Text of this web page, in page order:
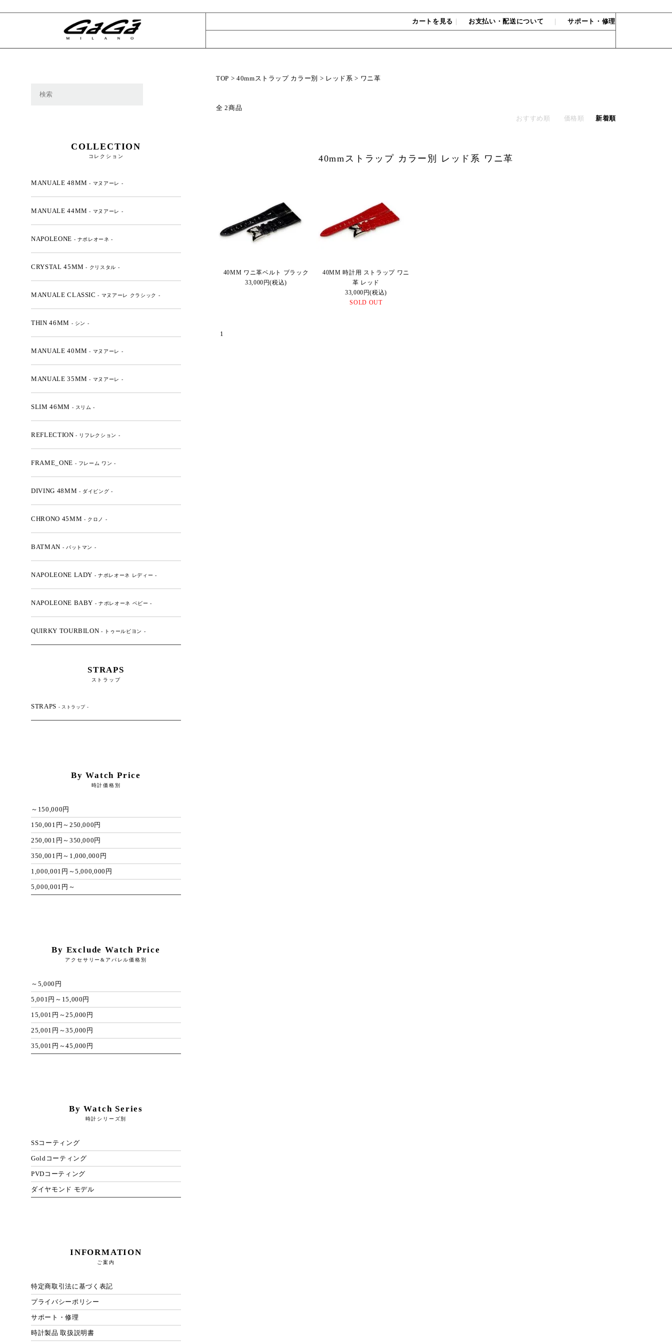
カートを見る お支払い・配送について ｜サポート・修理
TOP > 40mmストラップ カラー別 > レッド系 > ワニ革
全 2商品
おすすめ順
価格順 新着順
40mmストラップ カラー別 レッド系 ワニ革
40MM ワニ革ベルト ブラック
33,000円(税込)
40MM 時計用 ストラップ ワニ
革 レッド
33,000円(税込)
SOLD OUT
1
COLLECTION
コレクション
MANUALE 48MM- マヌアーレ -
MANUALE 44MM- マヌアーレ -
NAPOLEONE - ナポレオーネ -
CRYSTAL 45MM- クリスタル -
MANUALE CLASSIC- マヌアーレ クラシック -
THIN 46MM - シン -
MANUALE 40MM- マヌアーレ -
MANUALE 35MM- マヌアーレ -
SLIM 46MM - スリム -
REFLECTION- リフレクション -
FRAME_ONE - フレーム ワン -
DIVING 48MM - ダイビング -
CHRONO 45MM - クロノ -
BATMAN - バットマン -
NAPOLEONE LADY - ナポレオーネ レディー -
NAPOLEONE BABY - ナポレオーネ ベビー -
QUIRKY TOURBILON- トゥールビヨン -
STRAPS
ストラップ
STRAPS - ストラップ -
By Watch Price
時計価格別
～150,000円
150,001円～250,000円
250,001円～350,000円
350,001円～1,000,000円
1,000,001円～5,000,000円
5,000,001円～
By Exclude Watch Price
アクセサリー&アパレル価格別
～5,000円
5,001円～15,000円
15,001円～25,000円
25,001円～35,000円
35,001円～45,000円
By Watch Series
時計シリーズ別
SSコーティング
Goldコーティング
PVDコーティング
ダイヤモンド モデル
INFORMATION
ご案内
特定商取引法に基づく表記
プライバシーポリシー
サポート・修理
時計製品 取扱説明書